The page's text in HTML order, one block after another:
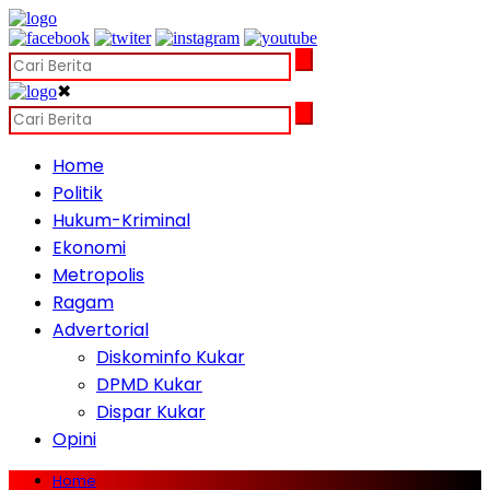
✖
Home
Politik
Hukum-Kriminal
Ekonomi
Metropolis
Ragam
Advertorial
Diskominfo Kukar
DPMD Kukar
Dispar Kukar
Opini
Home